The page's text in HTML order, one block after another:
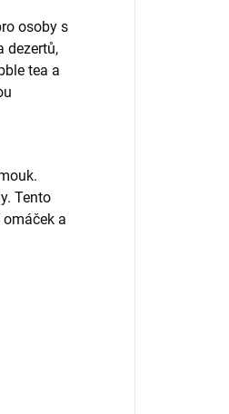
osoby s
dezertů,
tea a
Tento
a